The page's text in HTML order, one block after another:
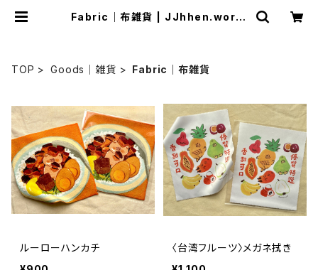
Fabric｜布雑貨 | JJhhen.world
TOP Goods｜雑貨 Fabric｜布雑貨
ルーローハンカチ
〈台湾フルーツ〉メガネ拭き